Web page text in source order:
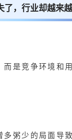
了，行业却越来
是竞争环境和
粥少的局面导